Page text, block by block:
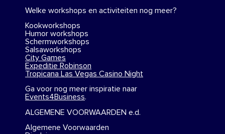
Welke workshops en activiteiten nog meer?
Kookworkshops
Humor workshops
Schermworkshops
Salsaworkshops
City Games
Expeditie Robinson
Tropicana Las Vegas Casino Night
Ga voor nog meer inspiratie naar
Events4Business.
ALGEMENE VOORWAARDEN e.d.
Algemene Voorwaarden